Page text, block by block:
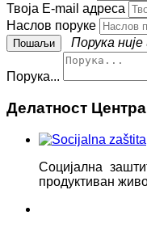
Твоја E-mail адреса
Наслов поруке
Порука
Порука...
Делатност
Социјална
продуктиван